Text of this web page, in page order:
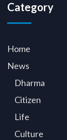
Category
Home
News
Dharma
Citizen
Life
Culture